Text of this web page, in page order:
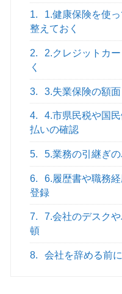
1.
1.健康保険を使
整えておく
2.
2.クレジットカ
く
3. 3.失業保険の額
4.
4.市県民税や国
払いの確認
5. 5.業務の引継ぎ
6.
6.履歴書や職務
登録
7.
7.会社のデスク
頓
8. 会社を辞める前